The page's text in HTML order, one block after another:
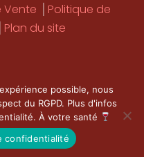
Vente
Politique de
Plan du site
© A ÉTÉ FAIT AVEC
EN
STUDIO
possible, nous
du RGPD. Plus d'infos
À votre santé
confidentialité